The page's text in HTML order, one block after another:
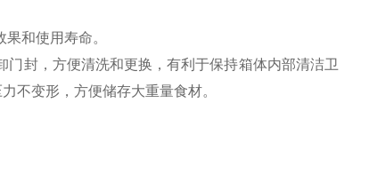
和使用寿命。
封，方便清洗和更换，有利于保持箱体内部清洁卫
不变形，方便储存大重量食材。